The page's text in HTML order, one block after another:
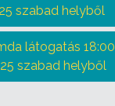
szabad helyből
látogatás 18:00
szabad helyből